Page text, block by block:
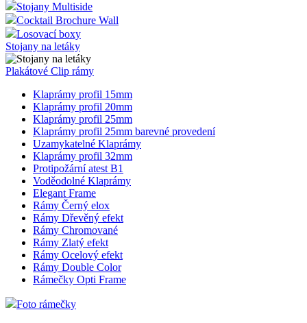
Stojany Multiside
Cocktail Brochure Wall
Losovací boxy
Stojany na letáky
Plakátové Clip rámy
Klaprámy profil 15mm
Klaprámy profil 20mm
Klaprámy profil 25mm
Klaprámy profil 25mm barevné provedení
Uzamykatelné Klaprámy
Klaprámy profil 32mm
Protipožární atest B1
Voděodolné Klaprámy
Elegant Frame
Rámy Černý elox
Rámy Dřevěný efekt
Rámy Chromované
Rámy Zlatý efekt
Rámy Ocelový efekt
Rámy Double Color
Rámečky Opti Frame
Foto rámečky